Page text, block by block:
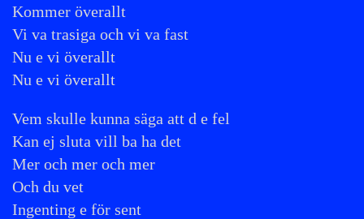
Kommer överallt
Vi va trasiga och vi va fast
Nu e vi överallt
Nu e vi överallt
Vem skulle kunna säga att d e fel
Kan ej sluta vill ba ha det
Mer och mer och mer
Och du vet
Ingenting e för sent